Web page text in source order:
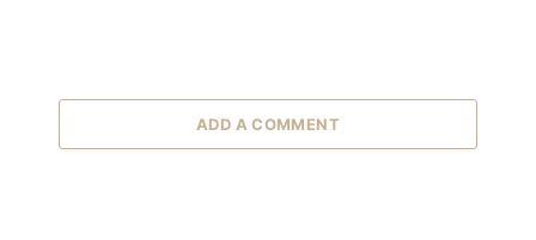
ADD A COMMENT